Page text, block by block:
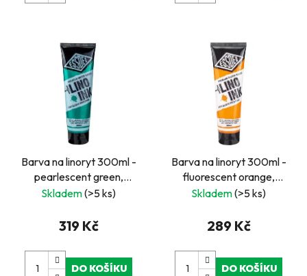
Barva na linoryt 300ml -
pearlescent green,
perleťová zelená
Skladem(>5 ks)
319 Kč
DO KOŠÍKU
Barva na linoryt 300ml -
fluorescent orange,
oranžová
Skladem(>5 ks)
289 Kč
DO KOŠÍKU